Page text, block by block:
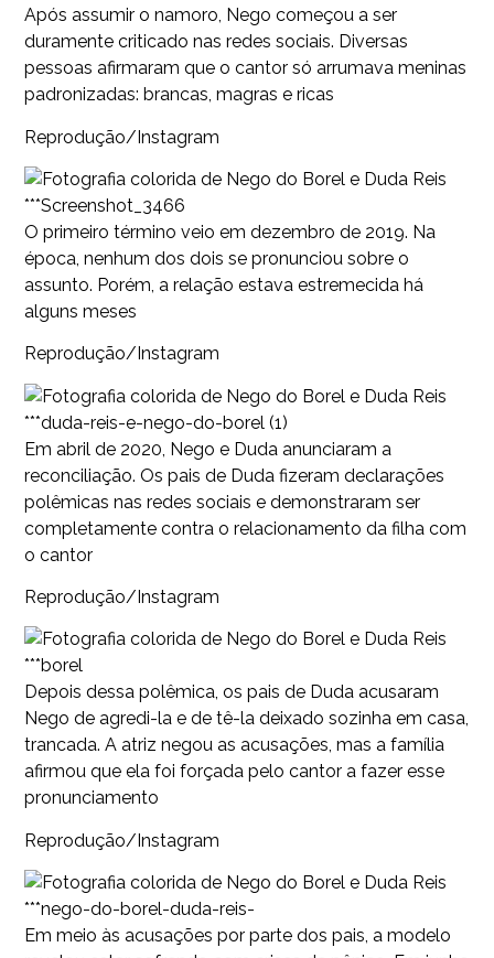
Após assumir o namoro, Nego começou a ser
duramente criticado nas redes sociais. Diversas
pessoas afirmaram que o cantor só arrumava meninas
padronizadas: brancas, magras e ricas
Reprodução/Instagram
***Screenshot_3466
O primeiro término veio em dezembro de 2019. Na
época, nenhum dos dois se pronunciou sobre o
assunto. Porém, a relação estava estremecida há
alguns meses
Reprodução/Instagram
***duda-reis-e-nego-do-borel (1)
Em abril de 2020, Nego e Duda anunciaram a
reconciliação. Os pais de Duda fizeram declarações
polêmicas nas redes sociais e demonstraram ser
completamente contra o relacionamento da filha com
o cantor
Reprodução/Instagram
***borel
Depois dessa polêmica, os pais de Duda acusaram
Nego de agredi-la e de tê-la deixado sozinha em casa,
trancada. A atriz negou as acusações, mas a família
afirmou que ela foi forçada pelo cantor a fazer esse
pronunciamento
Reprodução/Instagram
***nego-do-borel-duda-reis-
Em meio às acusações por parte dos pais, a modelo